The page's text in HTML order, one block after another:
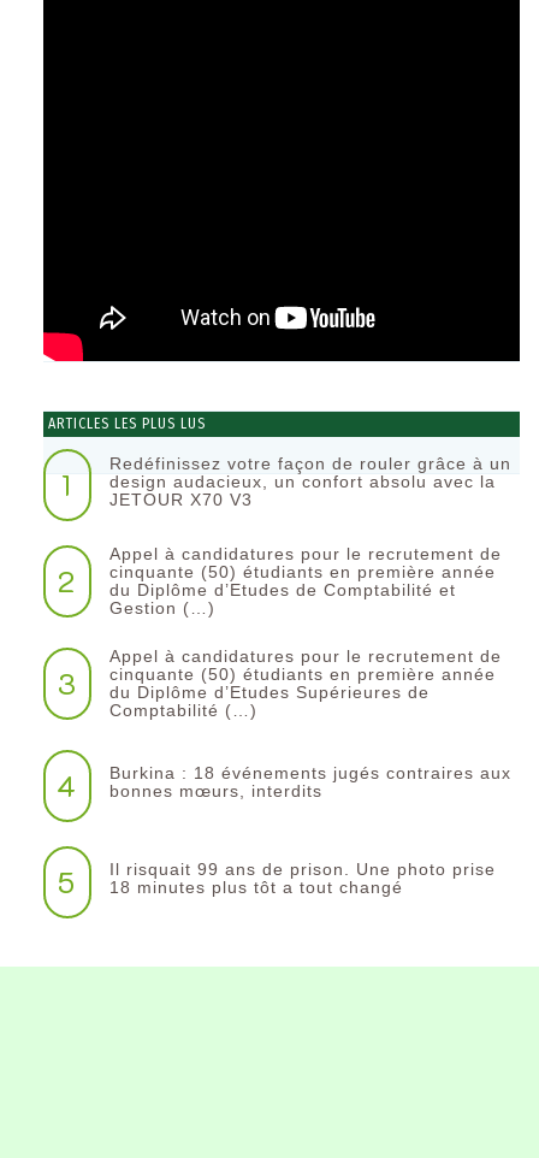
ARTICLES LES PLUS LUS
1
Redéfinissez votre façon de rouler grâce à un
design audacieux, un confort absolu avec la
JETOUR X70 V3
2
Appel à candidatures pour le recrutement de
cinquante (50) étudiants en première année
du Diplôme d’Etudes de Comptabilité et
Gestion (…)
3
Appel à candidatures pour le recrutement de
cinquante (50) étudiants en première année
du Diplôme d’Etudes Supérieures de
Comptabilité (…)
4
Burkina : 18 événements jugés contraires aux
bonnes mœurs, interdits
5
Il risquait 99 ans de prison. Une photo prise
18 minutes plus tôt a tout changé